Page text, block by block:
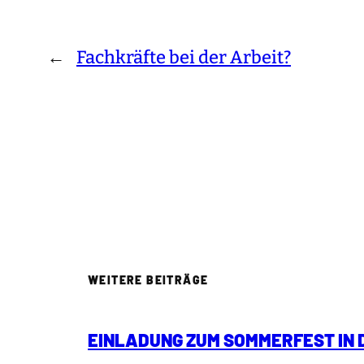
← Fachkräfte bei der Arbeit?
WEITERE BEITRÄGE
EINLADUNG ZUM SOMMERFEST IN